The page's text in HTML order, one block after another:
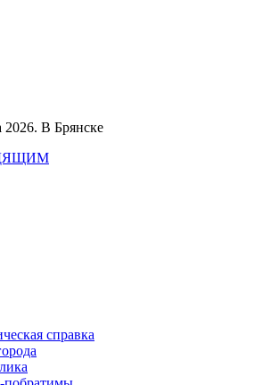
2026. В Брянске
справка